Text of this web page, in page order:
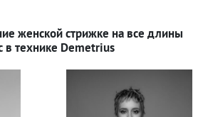
женской стрижке на все длины
в технике Demetrius